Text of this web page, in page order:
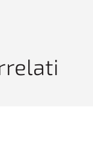
4WD
quantità